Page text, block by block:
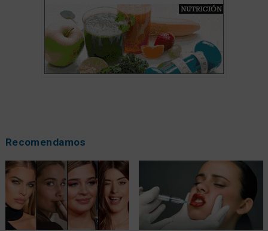
Recomendamos